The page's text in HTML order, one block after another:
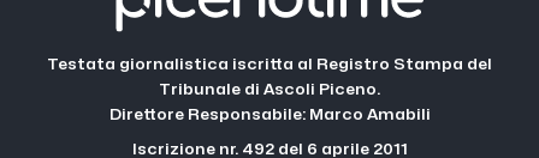
Testata giornalistica iscritta al Registro Stampa del
Tribunale di Ascoli Piceno.
Direttore Responsabile: Marco Amabili
Iscrizione nr. 492 del 6 aprile 2011